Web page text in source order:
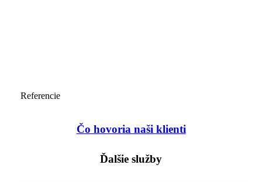
Referencie
Čo hovoria naši klienti
Ďalšie služby